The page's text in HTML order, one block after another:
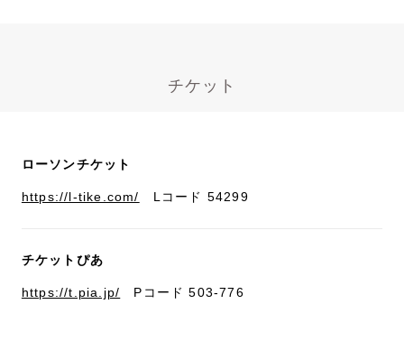
チケット
ローソンチケット
https://l-tike.com/ Lコード 54299
チケットぴあ
https://t.pia.jp/ Pコード 503-776